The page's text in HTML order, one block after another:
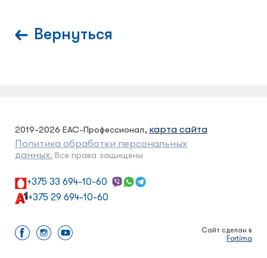
Вернуться
2019-2026 ЕАС-Профессионал, карта сайта
Политика обработки персональных
данных. Все права защищены
+375 33 694-10-60
+375 29 694-10-60
Сайт сделан в
Fortima